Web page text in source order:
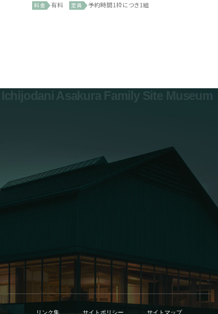
料金 有料 定員 予約時間1枠につき1組
Ichijodani Asakura Family Site Museum
リンク集 サイトポリシー サイトマップ